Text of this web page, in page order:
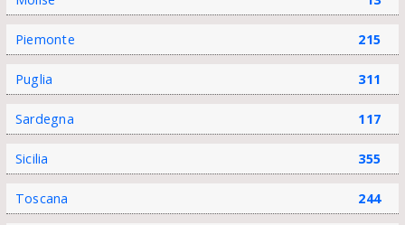
Piemonte 215
Puglia 311
Sardegna 117
Sicilia 355
Toscana 244